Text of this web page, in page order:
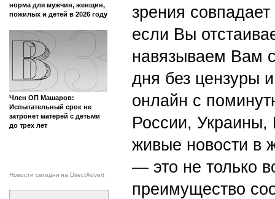
норма для мужчин, женщин,
пожилых и детей в 2026 году
Член ОП Машаров:
Испытательный срок не
затронет матерей с детьми
до трех лет
Новости сегодня на DirectAdvert
зрения
если Вы
навязываем Вам
дня без цензуры
онлайн с
России,
живые новости в
— это не только
преимущество